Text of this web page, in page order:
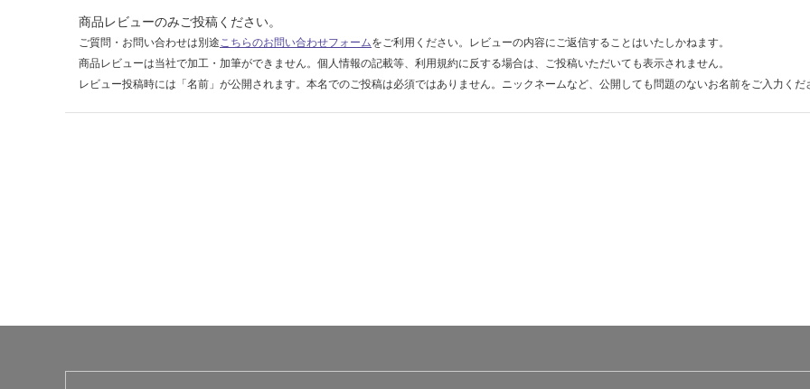
ケ
商品レビューのみご投稿ください。
ご質問・お問い合わせは別途こちらのお問い合わせフォームをご利用ください。レビューの内容にご返信することはいたしかねます。
商品レビューは当社で加工・加筆ができません。個人情報の記載等、利用規約に反する場合は、ご投稿いただいても表示されません。
レビュー投稿時には「名前」が公開されます。本名でのご投稿は必須ではありません。ニックネームなど、公開しても問題のないお名前をご入力くだ